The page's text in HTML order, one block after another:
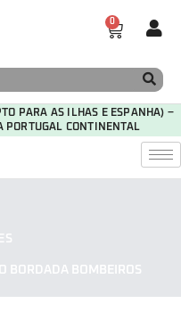
0
PARA AS ILHAS E ESPANHA) –
PORTUGAL CONTINENTAL
BORDADA BOMBEIROS